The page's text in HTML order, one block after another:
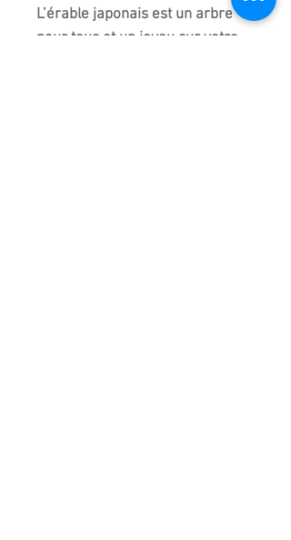
L’érable japonais est un arbre
pour tous et un joyau sur votre